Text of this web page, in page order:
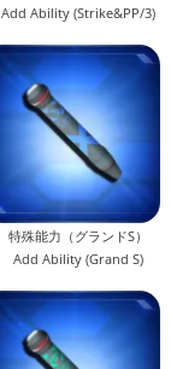
Add Ability (Strike&PP/3)
特殊能力（グランドS）
Add Ability (Grand S)